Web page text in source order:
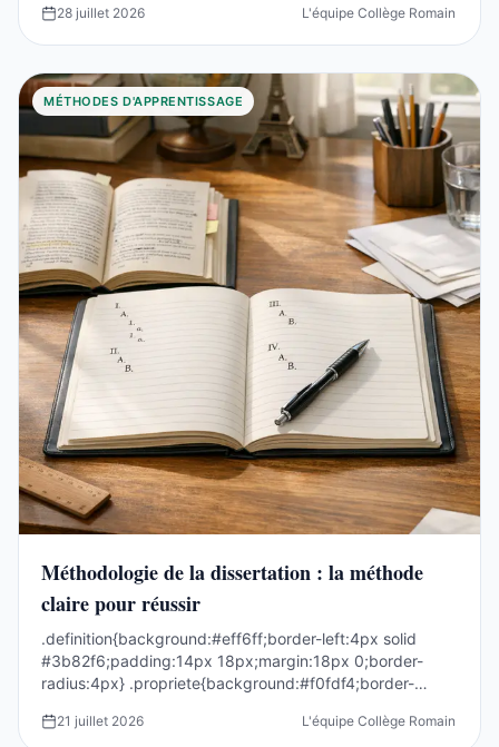
28 juillet 2026 L'équipe Collège Romain
MÉTHODES D'APPRENTISSAGE
Méthodologie de la dissertation : la méthode
claire pour réussir
.definition{background:#eff6ff;border-left:4px solid
#3b82f6;padding:14px 18px;margin:18px 0;border-
radius:4px} .propriete{background:#f0fdf4;border-
21 juillet 2026 L'équipe Collège Romain